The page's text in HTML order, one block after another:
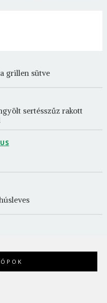
grillen sütve
sertésszűz rakott